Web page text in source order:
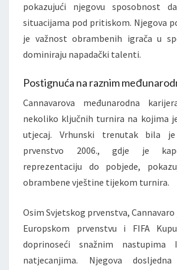
pokazujući njegovu sposobnost
situacijama pod pritiskom. Njegova
je važnost obrambenih igrača u
dominiraju napadački talenti.
Postignuća na raznim
Cannavarova međunarodna
nekoliko ključnih turnira na kojima
utjecaj. Vrhunski trenutak bila je
prvenstvo 2006., gdje je
reprezentaciju do pobjede,
obrambene vještine tijekom turnira.
Osim Svjetskog prvenstva, Cannavaro
Europskom prvenstvu i FIFA
doprinoseći snažnim
natjecanjima. Njegova